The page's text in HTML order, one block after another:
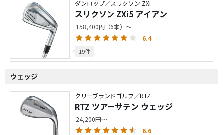
ダンロップ／スリクソン ZXi
スリクソン ZXi5 アイアン
158,400円（6本）～
6.4
19件
ウェッジ
クリーブランドゴルフ／RTZ
RTZ ツアーサテン ウェッジ
24,200円～
6.6